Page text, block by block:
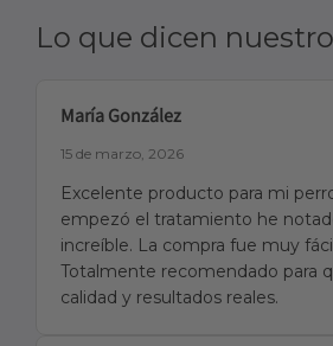
Lo que dicen
María González
15 de marzo, 2026
Excelente producto para mi
empezó el tratamiento he
increíble. La compra fue muy
Totalmente recomendado para
calidad y resultados reales.